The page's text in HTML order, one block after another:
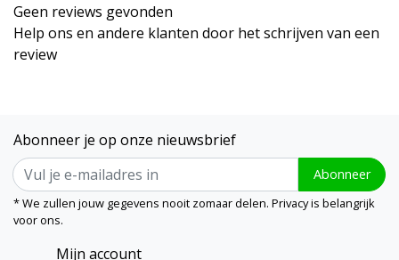
Geen reviews gevonden
Help ons en andere klanten door het schrijven van een
review
Abonneer je op onze nieuwsbrief
Abonneer
* We zullen jouw gegevens nooit zomaar delen. Privacy is belangrijk
voor ons.
Mijn account